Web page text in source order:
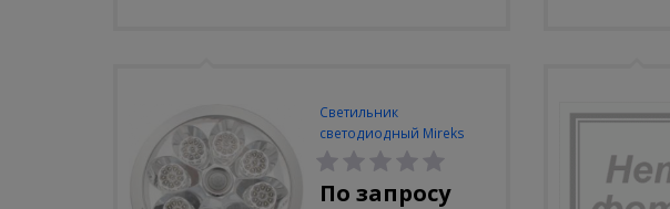
Светильник
светодиодный Mireks
С-310-80-S (5W/4000-
5000K/500lm/датчик
движения)
По запросу